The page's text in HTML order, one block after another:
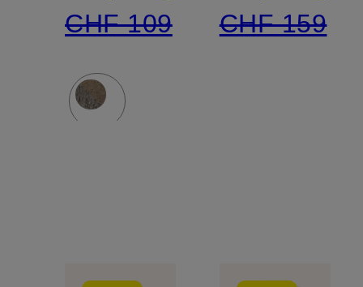
CHF 109
CHF 159